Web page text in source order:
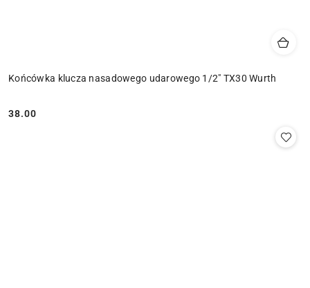
Końcówka klucza nasadowego udarowego 1/2" TX30 Wurth
Cena:
38.00